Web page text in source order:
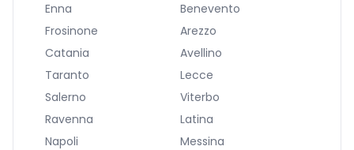
Enna
Benevento
Frosinone
Arezzo
Catania
Avellino
Taranto
Lecce
Salerno
Viterbo
Ravenna
Latina
Napoli
Messina